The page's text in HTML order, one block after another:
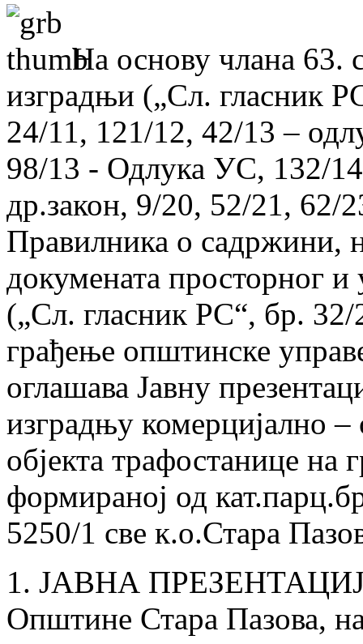
На основу члана 63.
изградњи („Сл. гласник
24/11, 121/12, 42/13 –
98/13 - Одлука УС, 132/
др.закон, 9/20, 52/21, 62/
Правилника о садржини,
докумената просторног
(„Сл. гласник РС“, бр.
грађење општинске
оглашава Јавну
изградњу комерцијално
објекта трафостанице на
формираној од
5250/1 све к.о.Стара
1. ЈАВНА ПРЕЗЕНТАЦИЈА
Oпштине Стара Пазова,